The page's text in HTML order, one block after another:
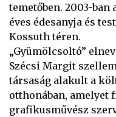
temetőben. 2003-ban
éves édesanyja és
Kossuth téren.
„Gyümölcsoltó”
Szécsi Margit
társaság alakult a
otthonában, amelyet
grafikusművész